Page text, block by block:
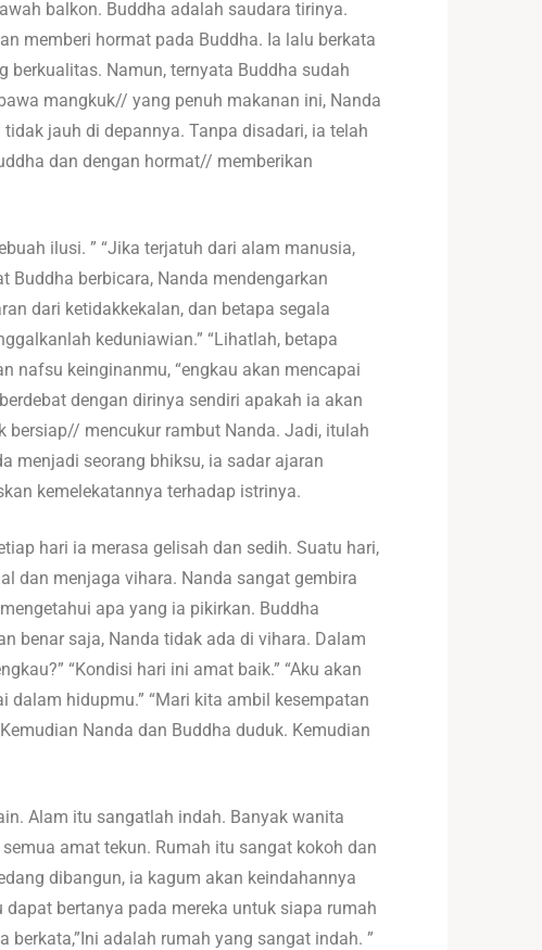
balkon. Buddha adalah saudara tirinya.
memberi hormat pada Buddha. Ia lalu berkata
berkualitas. Namun, ternyata Buddha sudah
mangkuk// yang penuh makanan ini, Nanda
jauh di depannya. Tanpa disadari, ia telah
dan dengan hormat// memberikan
ilusi. ” “Jika terjatuh dari alam manusia,
Buddha berbicara, Nanda mendengarkan
dari ketidakkekalan, dan betapa segala
keduniawian.” “Lihatlah, betapa
nafsu keinginanmu, “engkau akan mencapai
dengan dirinya sendiri apakah ia akan
bersiap// mencukur rambut Nanda. Jadi, itulah
menjadi seorang bhiksu, ia sadar ajaran
kemelekatannya terhadap istrinya.
hari ia merasa gelisah dan sedih. Suatu hari,
dan menjaga vihara. Nanda sangat gembira
apa yang ia pikirkan. Buddha
benar saja, Nanda tidak ada di vihara. Dalam
“Kondisi hari ini amat baik.” “Aku akan
hidupmu.” “Mari kita ambil kesempatan
Nanda dan Buddha duduk. Kemudian
Alam itu sangatlah indah. Banyak wanita
amat tekun. Rumah itu sangat kokoh dan
dibangun, ia kagum akan keindahannya
bertanya pada mereka untuk siapa rumah
adalah rumah yang sangat indah. ”